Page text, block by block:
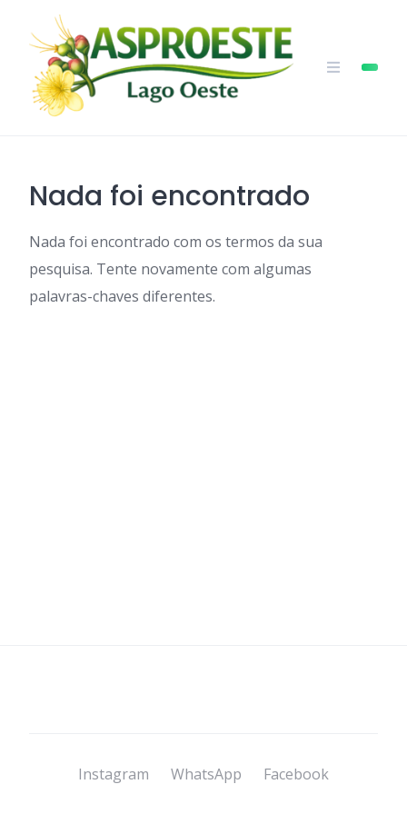
content
Nada foi encontrado
Nada foi encontrado com os termos da sua
pesquisa. Tente novamente com algumas
palavras-chaves diferentes.
Instagram WhatsApp Facebook